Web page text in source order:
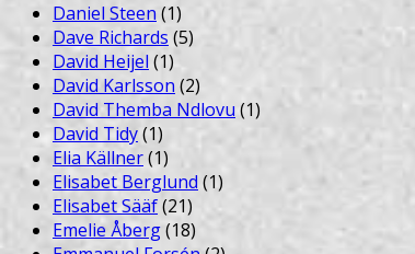
Daniel Steen(1)
Dave Richards (5)
David Heijel (1)
David Karlsson (2)
David Themba Ndlovu (1)
David Tidy(1)
Elia Källner(1)
Elisabet Berglund (1)
Elisabet Sääf(21)
Emelie Åberg(18)